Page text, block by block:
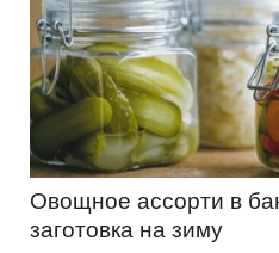
Овощное ассорти в
заготовка на зиму